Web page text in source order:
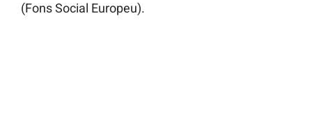
(Fons Social Europeu).